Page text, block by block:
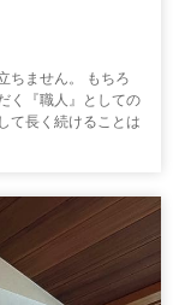
ちません。 もちろ
く『職人』としての
て長く続けることは